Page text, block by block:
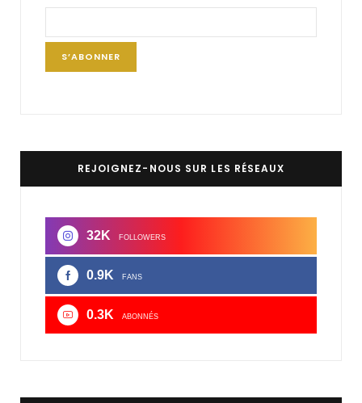
REJOIGNEZ-NOUS SUR LES RÉSEAUX
32K FOLLOWERS
0.9K FANS
0.3K ABONNÉS